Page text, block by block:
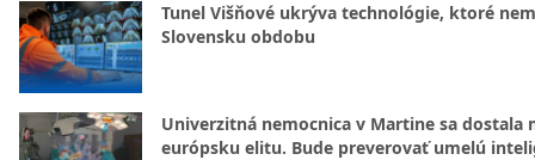
Tunel Višňové ukrýva technológie, ktoré
Slovensku obdobu
Univerzitná nemocnica v Martine sa dostala
európsku elitu. Bude preverovať umelú